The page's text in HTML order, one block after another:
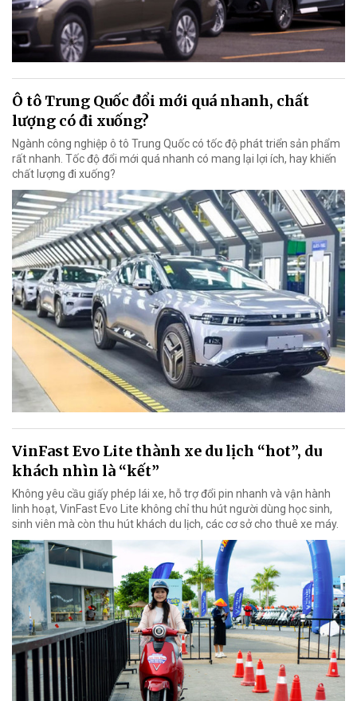
Ô tô Trung Quốc đổi mới quá nhanh, chất
lượng có đi xuống?
Ngành công nghiệp ô tô Trung Quốc có tốc độ phát triển sản phẩm
rất nhanh. Tốc độ đổi mới quá nhanh có mang lại lợi ích, hay khiến
chất lượng đi xuống?
VinFast Evo Lite thành xe du lịch “hot”, du
khách nhìn là “kết”
Không yêu cầu giấy phép lái xe, hỗ trợ đổi pin nhanh và vận hành
linh hoạt, VinFast Evo Lite không chỉ thu hút người dùng học sinh,
sinh viên mà còn thu hút khách du lịch, các cơ sở cho thuê xe máy.